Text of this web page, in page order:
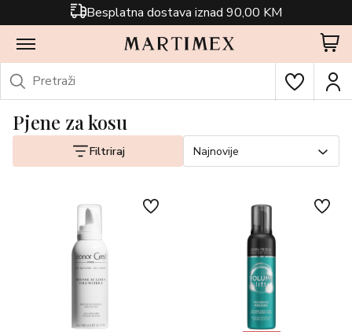
Besplatna dostava iznad 90,00 KM
Pjene za kosu
Filtriraj Najnovije